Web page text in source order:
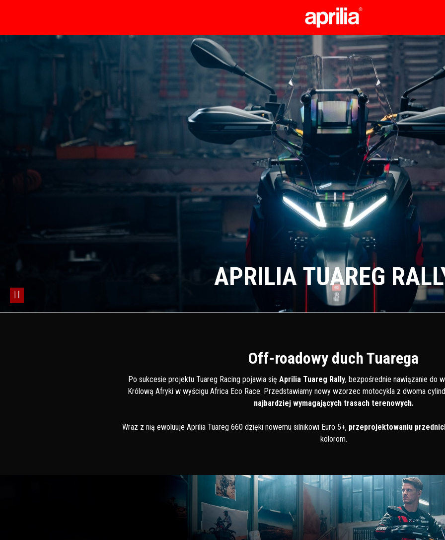
Idź do strony głównej
APRILIA TUAREG
Off-roadowy duch Tuarega
Po sukcesie projektu Tuareg Racing pojawia się Aprilia Tuareg Rally, bezpośrednie nawiązanie do
Królową Afryki w wyścigu Africa Eco Race. Przedstawiamy nowy wzorzec motocykla z dwoma
najbardziej wymagających trasach terenowych.
Wraz z nią ewoluuje Aprilia Tuareg 660 dzięki nowemu silnikowi Euro 5+, przeprojektowaniu
kolorom.